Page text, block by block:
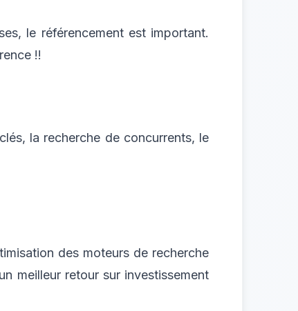
le référencement est important.
!!
la recherche de concurrents, le
des moteurs de recherche
meilleur retour sur investissement